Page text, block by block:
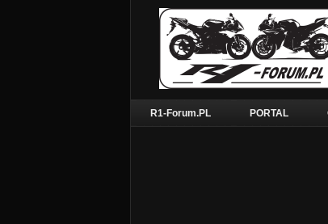
R1-Forum.PL PORTAL